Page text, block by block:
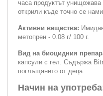
часа продуктът
открили къде точно се
Активни вещества:
метопрен - 0.08 г/ 100 г.
Вид на биоцидния
капсули с гел. Съдържа
поглъщането от деца.
Начин на